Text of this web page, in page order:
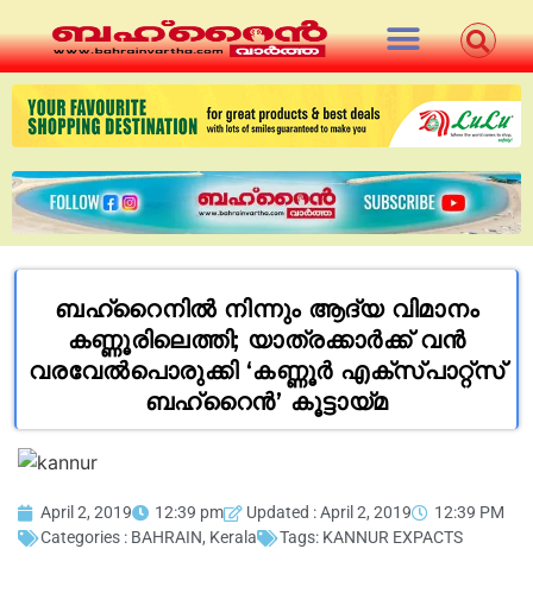
ബഹ്റൈനിൽ നിന്നും ആദ്യ വിമാനം
കണ്ണൂരിലെത്തി; യാത്രക്കാർക്ക് വൻ
വരവേൽപൊരുക്കി ‘കണ്ണൂർ എക്സ്പാറ്റ്‌സ്
ബഹ്‌റൈൻ’ കൂട്ടായ്മ
April 2, 2019 12:39 pm Updated : April 2, 2019
12:39 PM
Categories : BAHRAIN, Kerala Tags: KANNUR EXPACTS